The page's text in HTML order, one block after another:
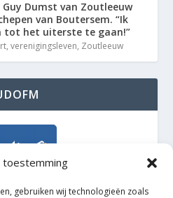
toestemming
gebruiken wij technologieën zoals
Dumst van Zoutleeuw
van Boutersem. “Ik
tot het uiterste te gaan!”
,verenigingsleven, Zoutleeuw
TrudoFM